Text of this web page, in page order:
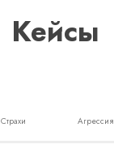
Кейсы
Страхи Агрессия